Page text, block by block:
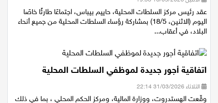
الأثنين 18/05/2026 19:38
عقد رئيس مركز السلطات المحلية، حاييم بيباس، اجتماعًا طارئًا خاصًا
اتفاقية أجور جديدة لموظفي السلطات المحلية
الثلاثاء 31/03/2026 22:14